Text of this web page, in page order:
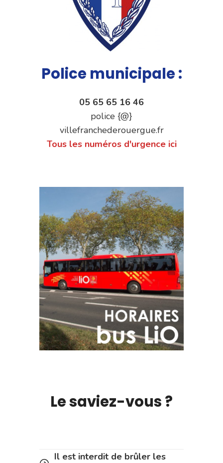
Police municipale :
05 65 65 16 46
police {@}
villefranchederouergue.fr
Tous les numéros d'urgence ici
Le saviez-vous ?
Il est interdit de brûler les